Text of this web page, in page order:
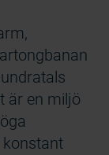
är en miljö
konstant